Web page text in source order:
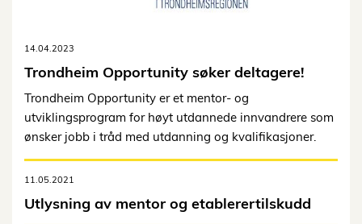
14.04.2023
Trondheim Opportunity søker deltagere!
Trondheim Opportunity er et mentor- og
utviklingsprogram for høyt utdannede innvandrere som
ønsker jobb i tråd med utdanning og kvalifikasjoner.
11.05.2021
Utlysning av mentor og etablerertilskudd